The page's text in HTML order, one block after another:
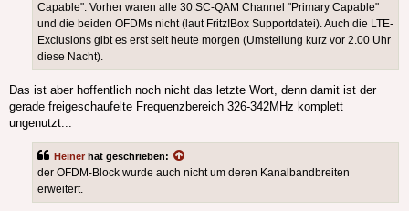
Capable". Vorher waren alle 30 SC-QAM Channel "Primary Capable"
und die beiden OFDMs nicht (laut Fritz!Box Supportdatei). Auch die LTE-
Exclusions gibt es erst seit heute morgen (Umstellung kurz vor 2.00 Uhr
diese Nacht).
Das ist aber hoffentlich noch nicht das letzte Wort, denn damit ist der
gerade freigeschaufelte Frequenzbereich 326-342MHz komplett
ungenutzt...
Heiner hat geschrieben:
der OFDM-Block wurde auch nicht um deren Kanalbandbreiten
erweitert.